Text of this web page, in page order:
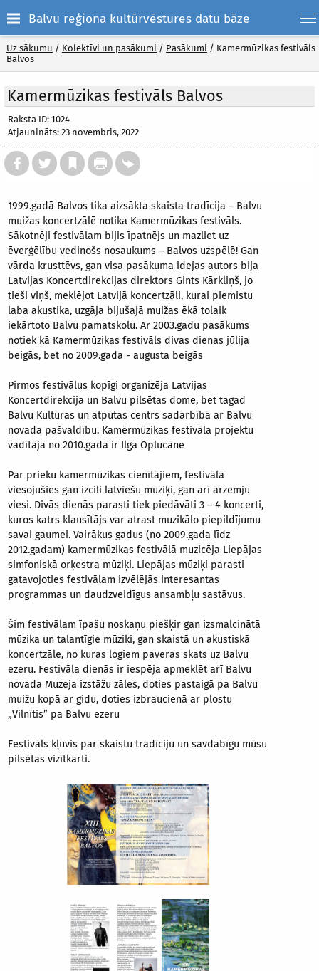
Balvu reģiona kultūrvēstures datu bāze
Uz sākumu / Kolektīvi un pasākumi / Pasākumi / Kamermūzikas festivāls
Balvos
Kamermūzikas festivāls Balvos
Raksta ID: 1024
Atjaunināts: 23 novembris, 2022
1999.gadā Balvos tika aizsākta skaista tradīcija – Balvu
muižas koncertzālē notika Kamermūzikas festivāls.
Sākotnēji festivālam bijis īpatnējs un mazliet uz
ēverģēlību vedinošs nosaukums – Balvos uzspēlē! Gan
vārda krusttēvs, gan visa pasākuma idejas autors bija
Latvijas Koncertdirekcijas direktors Gints Kārkliņš, jo
tieši viņš, meklējot Latvijā koncertzāli, kurai piemistu
laba akustika, uzgāja bijušajā muižas ēkā tolaik
iekārtoto Balvu pamatskolu. Ar 2003.gadu pasākums
notiek kā Kamermūzikas festivāls divas dienas jūlija
beigās, bet no 2009.gada - augusta beigās
Pirmos festivālus kopīgi organizēja Latvijas
Koncertdirekcija un Balvu pilsētas dome, bet tagad
Balvu Kultūras un atpūtas centrs sadarbībā ar Balvu
novada pašvaldību. Kamērmūzikas festivāla projektu
vadītāja no 2010.gada ir Ilga Oplucāne
Par prieku kamermūzikas cienītājiem, festivālā
viesojušies gan izcili latviešu mūziķi, gan arī ārzemju
viesi. Divās dienās parasti tiek piedāvāti 3 – 4 koncerti,
kuros katrs klausītājs var atrast muzikālo piepildījumu
savai gaumei. Vairākus gadus (no 2009.gada līdz
2012.gadam) kamermūzikas festivālā muzicēja Liepājas
simfoniskā orķestra mūziķi. Liepājas mūziķi parasti
gatavojoties festivālam izvēlējās interesantas
programmas un daudzveidīgus ansambļu sastāvus.
Šim festivālam īpašu noskaņu piešķir gan izsmalcinātā
mūzika un talantīgie mūziķi, gan skaistā un akustiskā
koncertzāle, no kuras logiem paveras skats uz Balvu
ezeru. Festivāla dienās ir iespēja apmeklēt arī Balvu
novada Muzeja izstāžu zāles, doties pastaigā pa Balvu
muižu kopā ar gidu, doties izbraucienā ar plostu
„Vilnītis” pa Balvu ezeru
Festivāls kļuvis par skaistu tradīciju un savdabīgu mūsu
pilsētas vizītkarti.